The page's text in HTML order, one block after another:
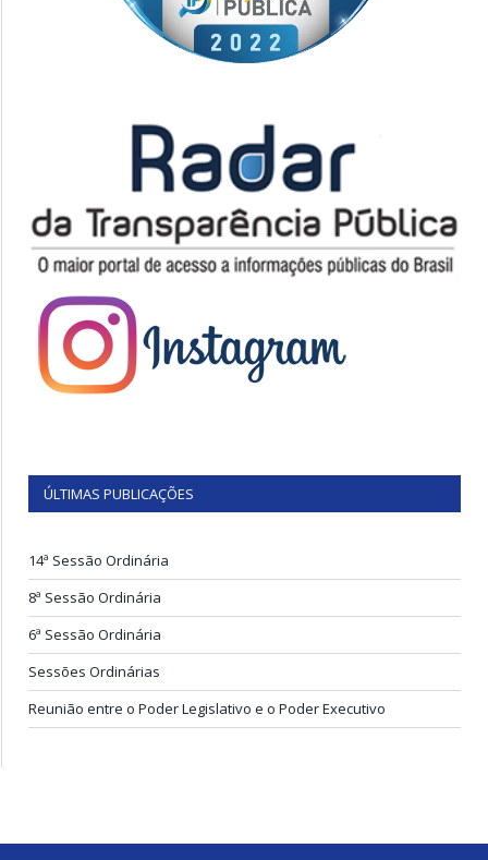
ÚLTIMAS PUBLICAÇÕES
14ª Sessão Ordinária
8ª Sessão Ordinária
6ª Sessão Ordinária
Sessões Ordinárias
Reunião entre o Poder Legislativo e o Poder Executivo